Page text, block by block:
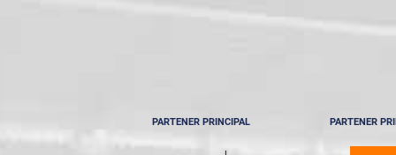
PARTENER PRINCIPAL PARTENER